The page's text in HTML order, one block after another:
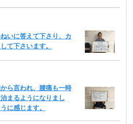
いに答えて下さり、カ
て下さいます。
ら言われ、腰痛も一時
まるようになりまし
に感じます。